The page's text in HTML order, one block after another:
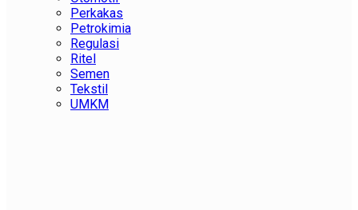
Perkakas
Petrokimia
Regulasi
Ritel
Semen
Tekstil
UMKM